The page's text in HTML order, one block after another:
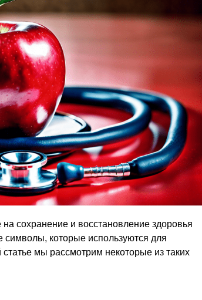
сохранение и восстановление здоровья
которые используются для
мы рассмотрим некоторые из таких